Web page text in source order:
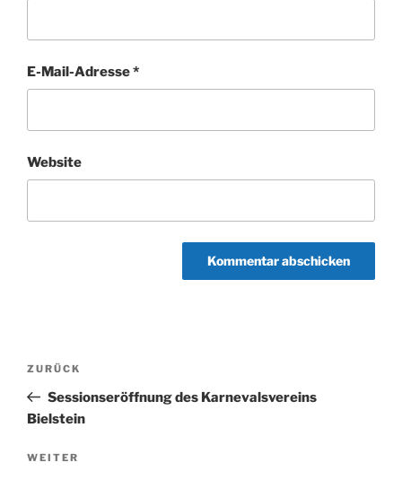
E-Mail-Adresse*
Website
Beitragsnavigation
Vorheriger
Beitrag
ZURÜCK
Sessionseröffnung des Karnevalsvereins
Bielstein
Nächster
WEITER